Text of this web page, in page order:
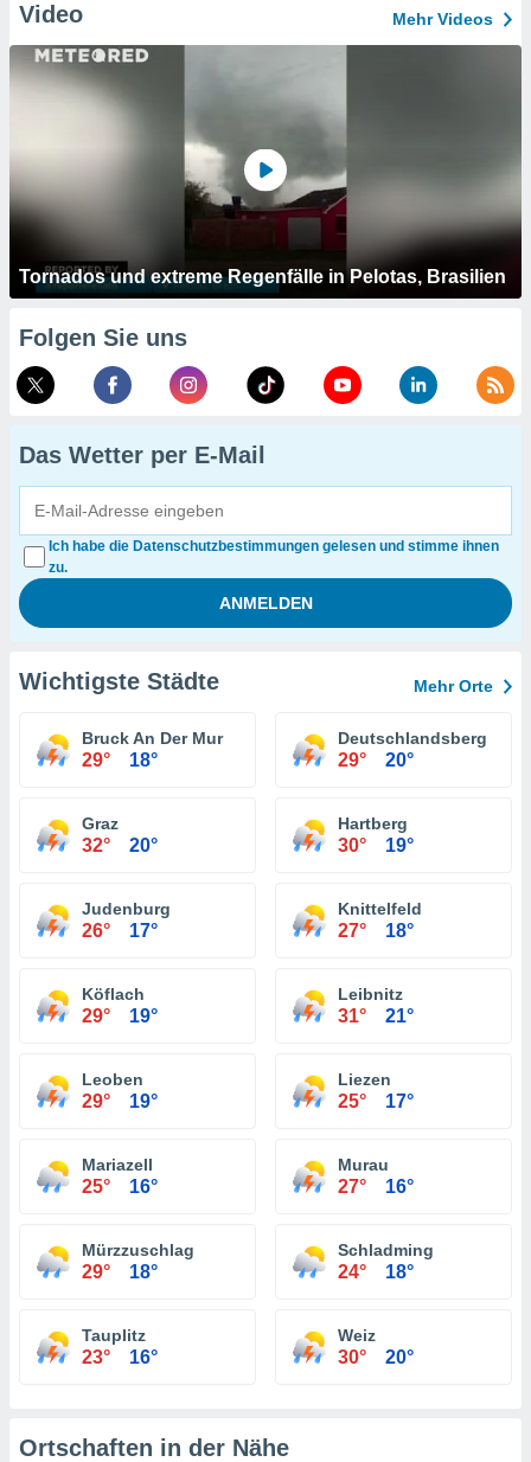
Video Mehr Videos
Tornados und extreme Regenfälle in Pelotas, Brasilien
Folgen Sie uns
Das Wetter per E-Mail
Ich habe die Datenschutzbestimmungen gelesen und stimme ihnen
zu.
Wichtigste Städte Mehr Orte
Bruck An Der Mur
29° 18°
Deutschlandsberg
29° 20°
Graz
32° 20°
Hartberg
30° 19°
Judenburg
26° 17°
Knittelfeld
27° 18°
Köflach
29° 19°
Leibnitz
31° 21°
Leoben
29° 19°
Liezen
25° 17°
Mariazell
25° 16°
Murau
27° 16°
Mürzzuschlag
29° 18°
Schladming
24° 18°
Tauplitz
23° 16°
Weiz
30° 20°
Ortschaften in der Nähe